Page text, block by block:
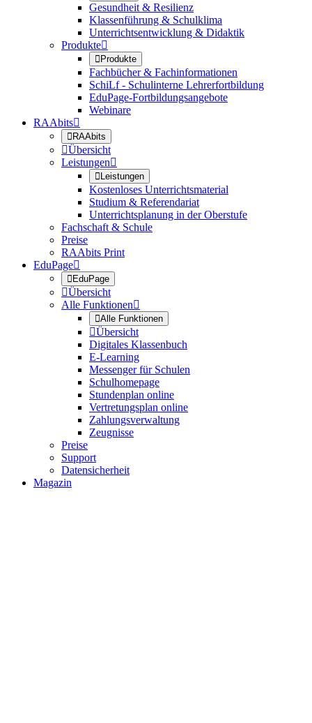
Gesundheit & Resilienz
Klassenführung & Schulklima
Unterrichtsentwicklung & Didaktik
Produkte
Produkte
Fachbücher & Fachinformationen
SchiLf - Schulinterne Lehrerfortbildung
EduPage-Fortbildungsangebote
Webinare
RAAbits
RAAbits
Übersicht
Leistungen
Leistungen
Kostenloses Unterrichtsmaterial
Studium & Referendariat
Unterrichtsplanung in der Oberstufe
Fachschaft & Schule
Preise
RAAbits Print
EduPage
EduPage
Übersicht
Alle Funktionen
Alle Funktionen
Übersicht
Digitales Klassenbuch
E-Learning
Messenger für Schulen
Schulhomepage
Stundenplan online
Vertretungsplan online
Zahlungsverwaltung
Zeugnisse
Preise
Support
Datensicherheit
Magazin